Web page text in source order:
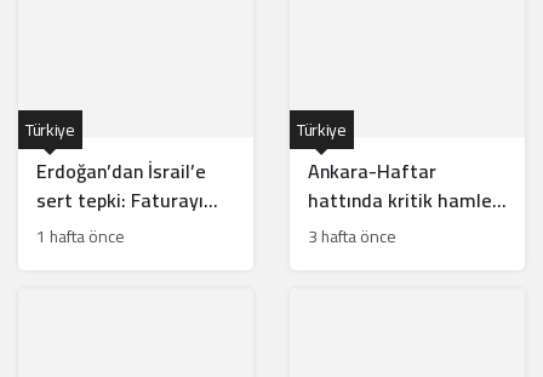
Erdoğan’dan İsrail’e
sert tepki: Faturayı
tüm bölge ödüyor
Türkiye
1 hafta önce
Ankara-Haftar
hattında kritik hamle:
Mısır için risk mi?
Türkiye
3 hafta önce